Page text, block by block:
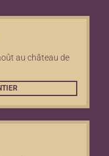
au château de